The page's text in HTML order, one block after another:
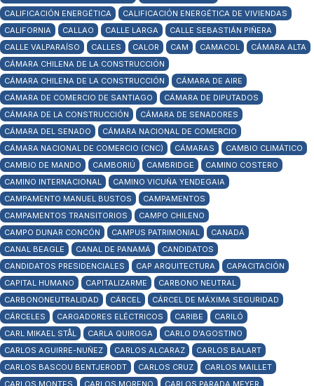
CALIFICACIÓN ENERGÉTICA
CALIFICACIÓN ENERGÉTICA DE VIVIENDAS
CALIFORNIA
CALLAO CALLE LARGA
CALLE SEBASTIÁN PIÑERA
CALLE VALPARAÍSO
CALLES CALOR CAM CAMACOL
CÁMARA ALTA
CÁMARA CHILENA DE LA CONSTRUCCIÓN
CÁMARA CHILENA DE LA CONSTRUCCIÓN
CÁMARA DE AIRE
CÁMARA DE COMERCIO DE SANTIAGO
CÁMARA DE DIPUTADOS
CÁMARA DE LA CONSTRUCCIÓN
CÁMARA DE SENADORES
CÁMARA DEL SENADO
CÁMARA NACIONAL DE COMERCIO
CÁMARA NACIONAL DE COMERCIO (CNC)
CÁMARAS
CAMBIO CLIMÁTICO
CAMBIO DE MANDO
CAMBORIÚ CAMBRIDGE
CAMINO COSTERO
CAMINO INTERNACIONAL
CAMINO VICUÑA YENDEGAIA
CAMPAMENTO MANUEL BUSTOS
CAMPAMENTOS
CAMPAMENTOS TRANSITORIOS
CAMPO CHILENO
CAMPO DUNAR CONCÓN
CAMPUS PATRIMONIAL
CANADÁ
CANAL BEAGLE
CANAL DE PANAMÁ
CANDIDATOS
CANDIDATOS PRESIDENCIALES
CAP ARQUITECTURA
CAPACITACIÓN
CAPITAL HUMANO
CAPITALIZARME
CARBONO NEUTRAL
CARBONONEUTRALIDAD
CÁRCEL
CÁRCEL DE MÁXIMA SEGURIDAD
CÁRCELES
CARGADORES ELÉCTRICOS CARIBE
CARILÓ
CARL MIKAEL STÅL
CARLA QUIROGA
CARLO D'AGOSTINO
CARLOS AGUIRRE-NUÑEZ
CARLOS ALCARAZ
CARLOS BALART
CARLOS BASCOU BENTJERODT
CARLOS CRUZ
CARLOS MAILLET